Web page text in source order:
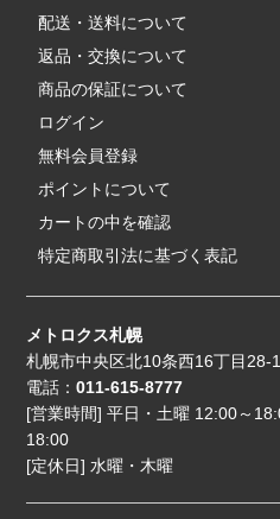
配送・送料について
返品・交換について
商品の保証について
ログイン
無料会員登録
ポイントについて
カートの中を確認
特定商取引法に基づく表記
メトロクス札幌
札幌市中央区北10条西16丁目
電話：011-615-8777
[営業時間] 平日・土曜 12:00～
18:00
[定休日] 水曜・木曜